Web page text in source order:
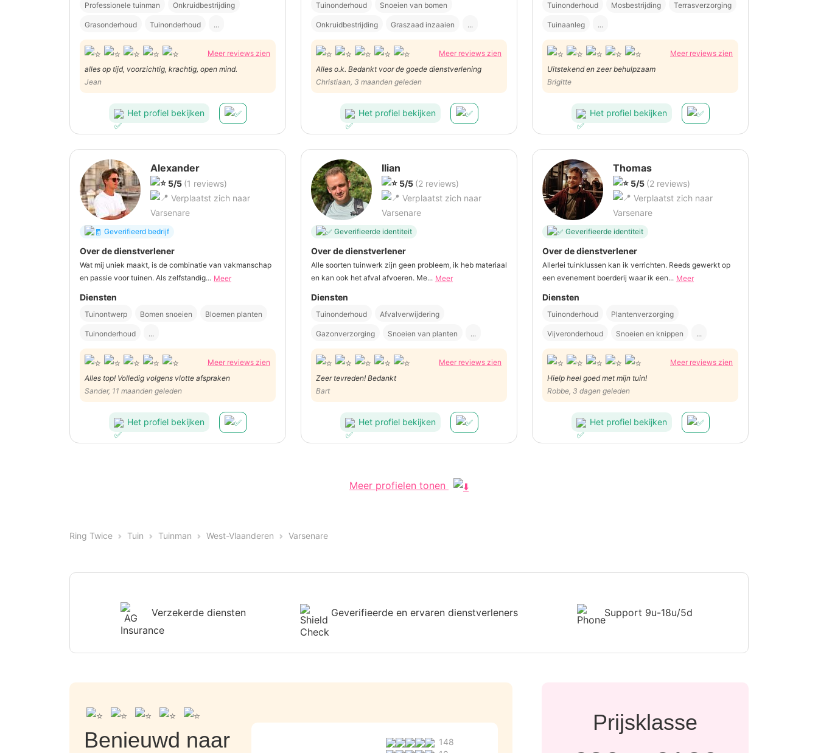
Professionele tuinman Onkruidbestrijding
Grasonderhoud Tuinonderhoud ...
Meer reviews zien
alles op tijd, voorzichtig, krachtig, open mind.
Jean
Het profiel bekijken
Tuinonderhoud Snoeien van bomen
Onkruidbestrijding Graszaad inzaaien ...
Meer reviews zien
Alles o.k. Bedankt voor de goede dienstverlening
Christiaan, 3 maanden geleden
Het profiel bekijken
Tuinonderhoud Mosbestrijding Terrasverzorging
Tuinaanleg ...
Meer reviews zien
Uitstekend en zeer behulpzaam
Brigitte
Het profiel bekijken
Alexander
5/5 (1 reviews)
Verplaatst zich naar
Varsenare
Geverifieerd bedrijf
Over de dienstverlener
Wat mij uniek maakt, is de combinatie van vakmanschap
en passie voor tuinen. Als zelfstandig... Meer
Diensten
Tuinontwerp Bomen snoeien Bloemen planten
Tuinonderhoud ...
Meer reviews zien
Alles top! Volledig volgens vlotte afspraken
Sander, 11 maanden geleden
Het profiel bekijken
Ilian
5/5 (2 reviews)
Verplaatst zich naar
Varsenare
Geverifieerde identiteit
Over de dienstverlener
Alle soorten tuinwerk zijn geen probleem, ik heb materiaal
en kan ook het afval afvoeren. Me... Meer
Diensten
Tuinonderhoud Afvalverwijdering
Gazonverzorging Snoeien van planten ...
Meer reviews zien
Zeer tevreden! Bedankt
Bart
Het profiel bekijken
Thomas
5/5 (2 reviews)
Verplaatst zich naar
Varsenare
Geverifieerde identiteit
Over de dienstverlener
Allerlei tuinklussen kan ik verrichten. Reeds gewerkt op
een evenement boerderij waar ik een... Meer
Diensten
Tuinonderhoud Plantenverzorging
Vijveronderhoud Snoeien en knippen ...
Meer reviews zien
Hielp heel goed met mijn tuin!
Robbe, 3 dagen geleden
Het profiel bekijken
Meer profielen tonen
Ring Twice Tuin Tuinman West-Vlaanderen Varsenare
Verzekerde diensten Geverifieerde en ervaren dienstverleners Support 9u-18u/5d
Benieuwd naar
148
Prijsklasse